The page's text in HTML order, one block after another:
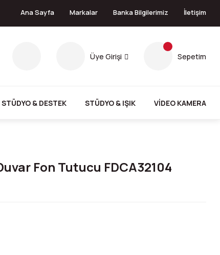
Ana Sayfa Markalar Banka Bilgilerimiz İletişim
Üye Girişi Sepetim
STÜDYO & DESTEK STÜDYO & IŞIK VİDEO KAMERA
Fon Tutucu FDCA32104